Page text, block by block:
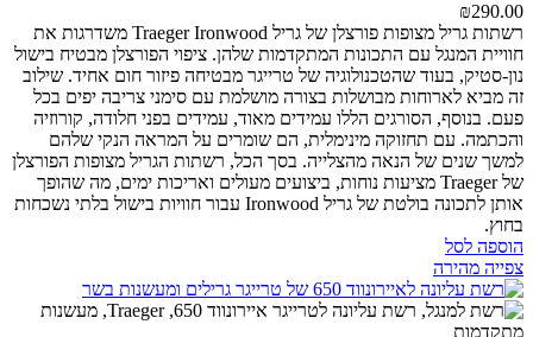
₪290.00
רשתות גריל מצופות פורצלן של גריל Traeger Ironwood משדרגות את
חוויית המנגל עם התכונות המתקדמות שלהן. ציפוי הפורצלן מבטיח בישול
נון-סטיק, בעוד שהטכנולוגיה של טרייגר מבטיחה פיזור חום אחיד. שילוב
זה מביא לארוחות מבושלות בצורה מושלמת עם סימני צריבה יפים בכל
פעם. בנוסף, הסורגים הללו עמידים מאוד, עמידים בפני חלודה, קורוזיה
והכתמה. עם תחזוקה מינימלית, הם שומרים על המראה הנקי שלהם
למשך שנים של הנאה מהצלייה. בסך הכל, רשתות הגריל מצופות הפורצלן
של Traeger מציעות נוחות, ביצועים מעולים ואריכות ימים, מה שהופך
אותן לתכונה בולטת של גריל Ironwood עבור חוויות בישול בלתי נשכחות
בחוץ.
הוספה לסל
צפייה מהירה